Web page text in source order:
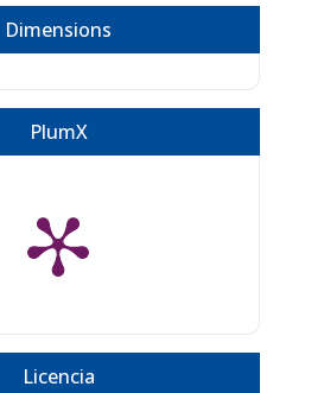
Dimensions
PlumX
Licencia